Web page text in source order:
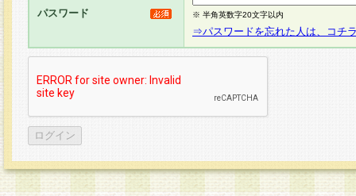
パスワード ※ 半角英数字20文字以内
⇒パスワードを忘れた人は、コチ